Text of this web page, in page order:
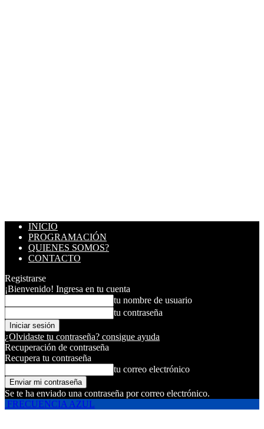
INICIO
PROGRAMACIÓN
QUIENES SOMOS?
CONTACTO
Registrarse
¡Bienvenido! Ingresa en tu cuenta
tu nombre de usuario
tu contraseña
¿Olvidaste tu contraseña? consigue ayuda
Recuperación de contraseña
Recupera tu contraseña
tu correo electrónico
Se te ha enviado una contraseña por correo electrónico.
FRECUENCIA AZUL